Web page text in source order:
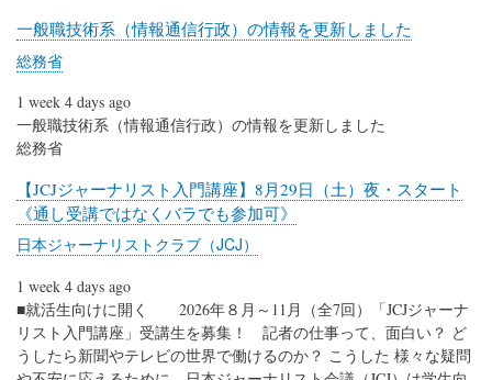
一般職技術系（情報通信行政）の情報を更新しました
総務省
1 week 4 days ago
一般職技術系（情報通信行政）の情報を更新しました
総務省
【JCJジャーナリスト入門講座】8月29日（土）夜・スタート
《通し受講ではなくバラでも参加可》
日本ジャーナリストクラブ（JCJ）
1 week 4 days ago
■就活生向けに開く 2026年８月～11月（全7回）「JCJジャーナ
リスト入門講座」受講生を募集！ 記者の仕事って、面白い？ ど
うしたら新聞やテレビの世界で働けるのか？ こうした 様々な疑問